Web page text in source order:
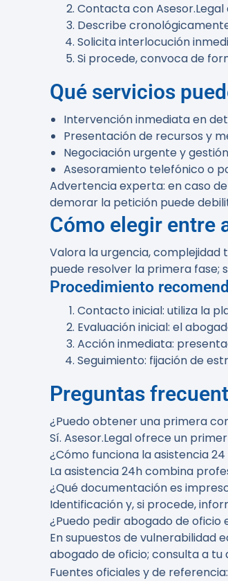
Contacta con
Describe
Solicita interlocución
Si procede, convoca de
Qué servicios
Intervención inmediata en
Presentación de recursos y
Negociación urgente y
Asesoramiento telefónico o
Advertencia experta: en caso
demorar la petición puede
Cómo elegir entre
Valora la urgencia, complejidad
puede resolver la primera fase;
Procedimiento
Contacto inicial: utiliza la
Evaluación inicial: el
Acción inmediata:
Seguimiento: fijación de
Preguntas
¿Puedo obtener una primera
Sí. Asesor.Legal ofrece un
¿Cómo funciona la asistencia
La asistencia 24h combina
¿Qué documentación es
Identificación y, si procede,
¿Puedo pedir abogado de oficio
En supuestos de vulnerabilidad
abogado de oficio; consulta a
Fuentes oficiales y de